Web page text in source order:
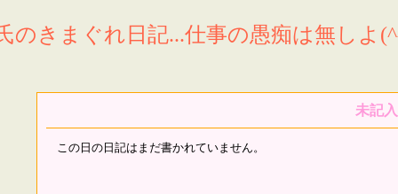
のきまぐれ日記...仕事の愚痴は無しよ
未記入
この日の日記はまだ書かれていません。